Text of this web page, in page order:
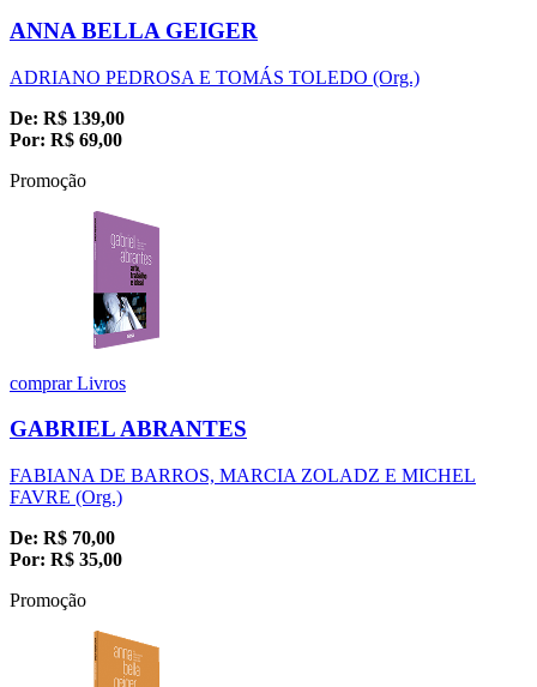
ANNA BELLA GEIGER
ADRIANO PEDROSA E TOMÁS TOLEDO (Org.)
De: R$ 139,00
Por: R$ 69,00
Promoção
comprarLivros
GABRIEL ABRANTES
FABIANA DE BARROS, MARCIA ZOLADZ E MICHEL
FAVRE (Org.)
De: R$ 70,00
Por: R$ 35,00
Promoção